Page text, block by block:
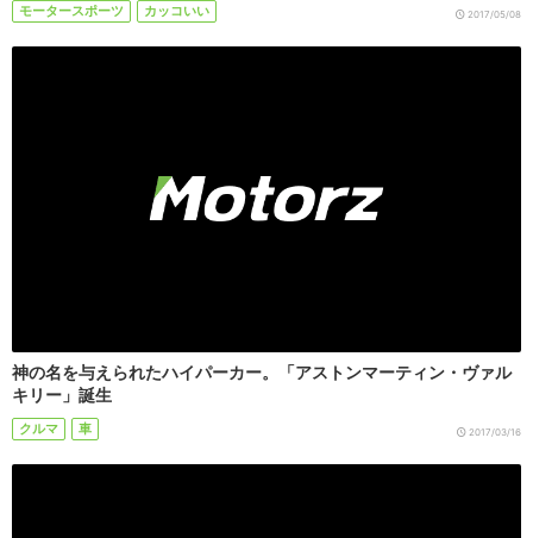
モータースポーツ カッコいい 2017/05/08
神の名を与えられたハイパーカー。「アストンマーティン・ヴァル
キリー」誕生
クルマ 車 2017/03/16